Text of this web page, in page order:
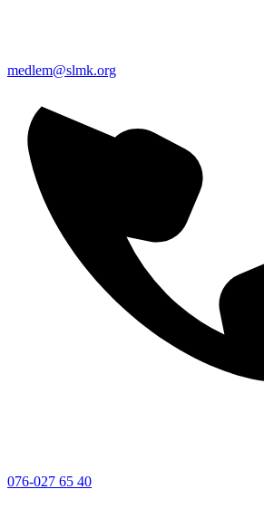
medlem@slmk.org
076-027 65 40